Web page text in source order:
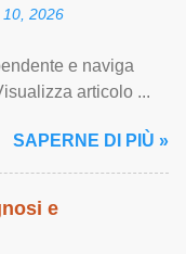
2026
e naviga
articolo ...
SAPERNE DI PIÙ »
e